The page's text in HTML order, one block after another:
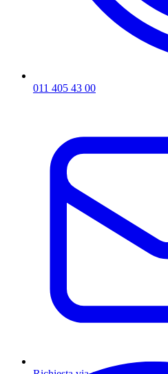
011 405 43 00